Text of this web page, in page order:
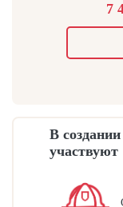
7
В
участвуют